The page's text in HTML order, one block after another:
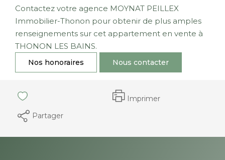
Contactez votre agence MOYNAT PEILLEX
Immobilier-Thonon pour obtenir de plus amples
renseignements sur cet appartement en vente à
THONON LES BAINS.
Nos honoraires Nous contacter
Imprimer
Partager